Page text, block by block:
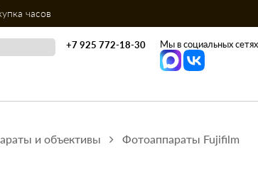
часов
+7 925 772-18-30 Мы в социальных
и объективы Фотоаппараты Fujifilm